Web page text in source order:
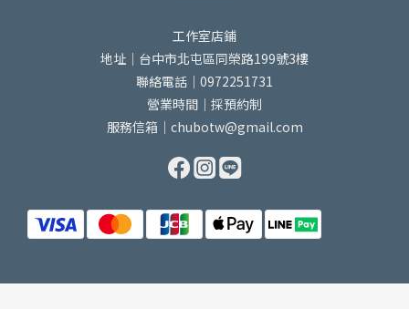
工作室店鋪
地址｜台中市北屯區同榮路199號3樓
聯絡電話｜0972251731
營業時間｜採預約制
服務信箱｜chubotw@gmail.com